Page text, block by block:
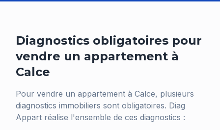
Diagnostics obligatoires pour
vendre un appartement à
Calce
Pour vendre un appartement à Calce, plusieurs
diagnostics immobiliers sont obligatoires. Diag
Appart réalise l'ensemble de ces diagnostics :